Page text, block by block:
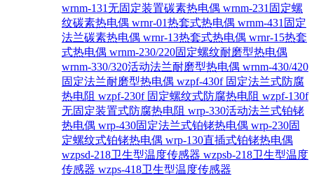
wrnm-131无固定装置碳素热电偶 wrnm-231固定螺
纹碳素热电偶 wrnr-01热套式热电偶 wrnm-431固定
法兰碳素热电偶 wrnr-13热套式热电偶 wrnr-15热套
式热电偶 wrnm-230/220固定螺纹耐磨型热电偶
wrnm-330/320活动法兰耐磨型热电偶 wrnm-430/420
固定法兰耐磨型热电偶 wzpf-430f 固定法兰式防腐
热电阻 wzpf-230f 固定螺纹式防腐热电阻 wzpf-130f
无固定装置式防腐热电阻 wrp-330活动法兰式铂铑
热电偶 wrp-430固定法兰式铂铑热电偶 wrp-230固
定螺纹式铂铑热电偶 wrp-130直插式铂铑热电偶
wzpsd-218卫生型温度传感器 wzpsb-218卫生型温度
传感器 wzps-418卫生型温度传感器